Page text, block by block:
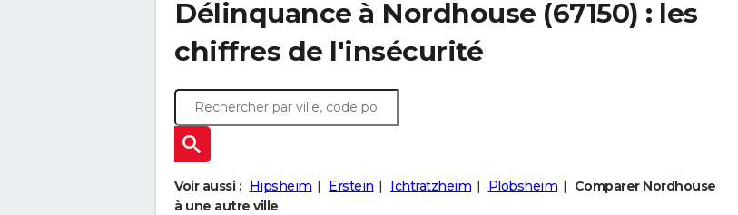
Délinquance à Nordhouse (67150) : les
chiffres de l'insécurité
Voir aussi : Hipsheim Erstein Ichtratzheim Plobsheim
Comparer Nordhouse
à une autre ville